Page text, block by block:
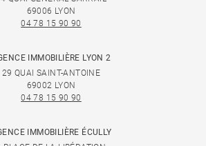
69006 LYON
04 78 15 90 90
IMMOBILIÈRE LYON 2
29 QUAI SAINT-ANTOINE
69002 LYON
04 78 15 90 90
IMMOBILIÈRE ÉCULLY